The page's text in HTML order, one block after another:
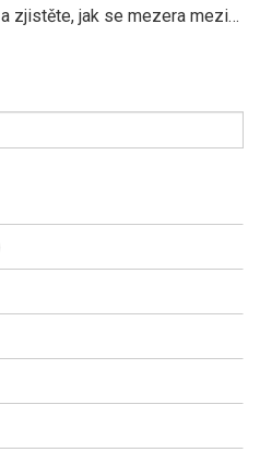
zjistěte, jak se mezera mezi